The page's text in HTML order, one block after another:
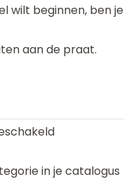
wilt beginnen, ben je
aan de praat.
in je catalogus